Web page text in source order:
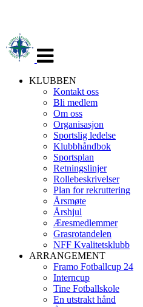
navigasjon
KLUBBEN
Kontakt oss
Bli medlem
Om oss
Organisasjon
Sportslig ledelse
Klubbhåndbok
Sportsplan
Retningslinjer
Rollebeskrivelser
Plan for rekruttering
Årsmøte
Årshjul
Æresmedlemmer
Grasrotandelen
NFF Kvalitetsklubb
ARRANGEMENT
Framo Fotballcup 24
Interncup
Tine Fotballskole
En utstrakt hånd